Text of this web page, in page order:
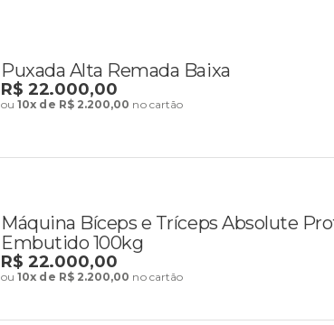
Puxada Alta Remada Baixa
R$ 22.000,00
ou10x de R$ 2.200,00 no cartão
Máquina Bíceps e Tríceps Absolute
Embutido 100kg
R$ 22.000,00
ou10x de R$ 2.200,00 no cartão